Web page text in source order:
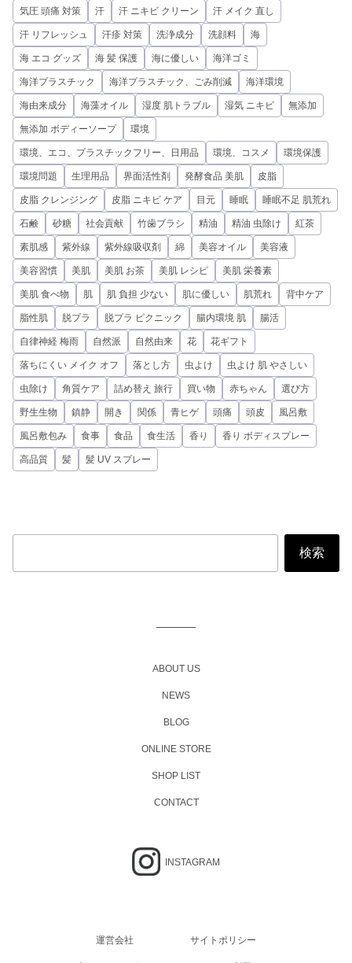
気圧 頭痛 対策 汗 汗 ニキビ クリーン 汗 メイク 直し
汗 リフレッシュ 汗疹 対策 洗浄成分 洗顔料 海
海 エコ グッズ 海 髪 保護 海に優しい 海洋ゴミ
海洋プラスチック 海洋プラスチック、ごみ削減 海洋環境
海由来成分 海藻オイル 湿度 肌トラブル 湿気 ニキビ 無添加
無添加 ボディーソープ 環境
環境、エコ、プラスチックフリー、日用品 環境、コスメ 環境保護
環境問題 生理用品 界面活性剤 発酵食品 美肌 皮脂
皮脂 クレンジング 皮脂 ニキビ ケア 目元 睡眠 睡眠不足 肌荒れ
石鹸 砂糖 社会貢献 竹歯ブラシ 精油 精油 虫除け 紅茶
素肌感 紫外線 紫外線吸収剤 綿 美容オイル 美容液
美容習慣 美肌 美肌 お茶 美肌 レシピ 美肌 栄養素
美肌 食べ物 肌 肌 負担 少ない 肌に優しい 肌荒れ 背中ケア
脂性肌 脱プラ 脱プラ ピクニック 腸内環境 肌 腸活
自律神経 梅雨 自然派 自然由来 花 花ギフト
落ちにくい メイク オフ 落とし方 虫よけ 虫よけ 肌 やさしい
虫除け 角質ケア 詰め替え 旅行 買い物 赤ちゃん 選び方
野生生物 鎮静 開き 関係 青ヒゲ 頭痛 頭皮 風呂敷
風呂敷包み 食事 食品 食生活 香り 香り ボディスプレー
高品質 髪 髪 UV スプレー
ABOUT US
NEWS
BLOG
ONLINE STORE
SHOP LIST
CONTACT
INSTAGRAM
運営会社 サイトポリシー